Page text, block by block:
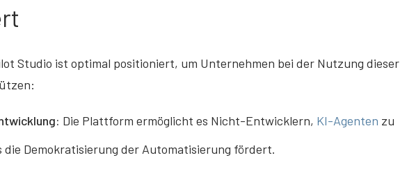
Studio ist optimal positioniert, um Unternehmen bei der Nutzung dieser
Die Plattform ermöglicht es Nicht-Entwicklern, KI-Agenten zu
die Demokratisierung der Automatisierung fördert.